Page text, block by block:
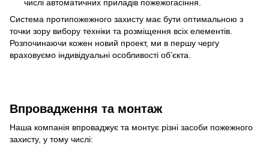
числі автоматичних приладів пожежогасіння.
Система протипожежного захисту має бути оптимальною з
точки зору вибору техніки та розміщення всіх елементів.
Розпочинаючи кожен новий проект, ми в першу чергу
враховуємо індивідуальні особливості об’єкта.
Впровадження та монтаж
Наша компанія впроваджує та монтує різні засоби пожежного
захисту, у тому числі: